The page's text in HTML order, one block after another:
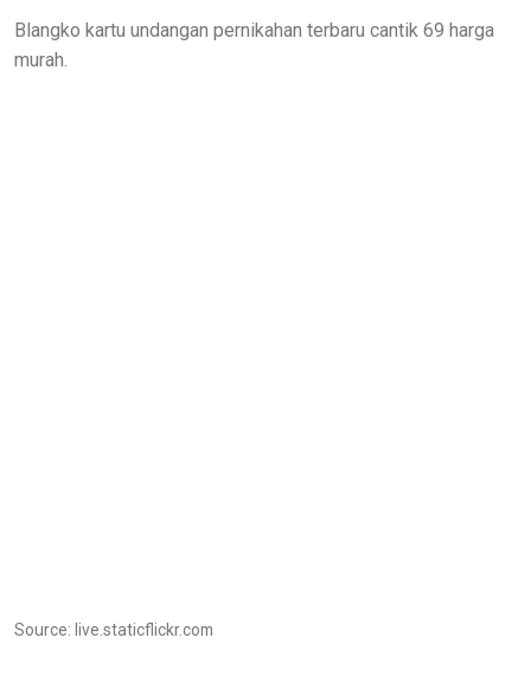
Blangko kartu undangan pernikahan terbaru cantik 69 harga
murah.
Source: live.staticflickr.com